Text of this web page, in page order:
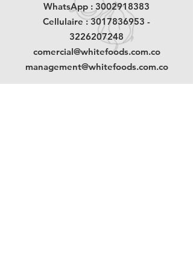
WhatsApp : 3002918383
Cellulaire :3017836953 -
3226207248
comercial@whitefoods.com.co
management@whitefoods.com.co